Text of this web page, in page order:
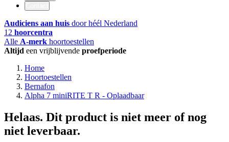
Audiciens aan huis door héél Nederland
12 hoorcentra
Alle A-merk hoortoestellen
Altijd een vrijblijvende proefperiode
Home
Hoortoestellen
Bernafon
Alpha 7 miniRITE T R - Oplaadbaar
Helaas. Dit product is niet meer of nog
niet leverbaar.